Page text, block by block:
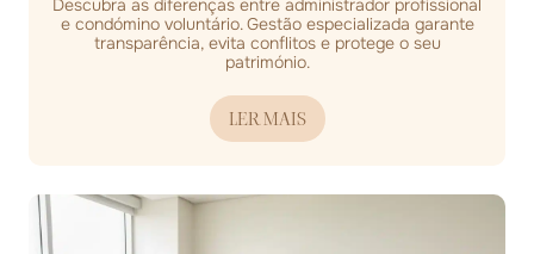
Descubra as diferenças entre administrador profissional
e condómino voluntário. Gestão especializada garante
transparência, evita conflitos e protege o seu
património.
LER MAIS